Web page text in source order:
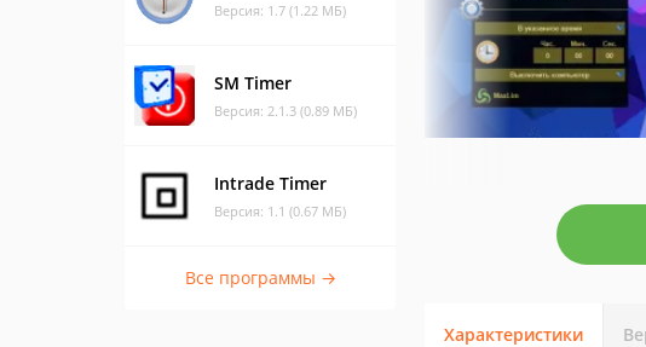
Версия: 1.7 (1.22 МБ)
SM Timer
Версия: 2.1.3 (0.89 МБ)
Intrade Timer
Версия: 1.1 (0.67 МБ)
Все программы →
Характеристики